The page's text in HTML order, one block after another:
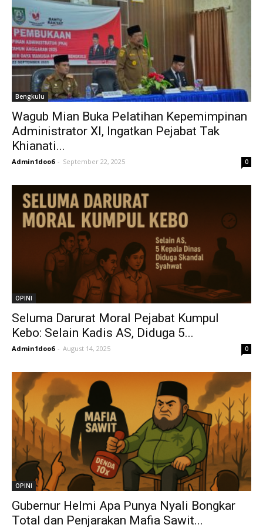
Bengkulu
Wagub Mian Buka Pelatihan Kepemimpinan
Administrator XI, Ingatkan Pejabat Tak
Khianati...
Admin1doo6 - September 22, 2025 0
OPINI
Seluma Darurat Moral Pejabat Kumpul
Kebo: Selain Kadis AS, Diduga 5...
Admin1doo6 - August 14, 2025 0
OPINI
Gubernur Helmi Apa Punya Nyali Bongkar
Total dan Penjarakan Mafia Sawit...